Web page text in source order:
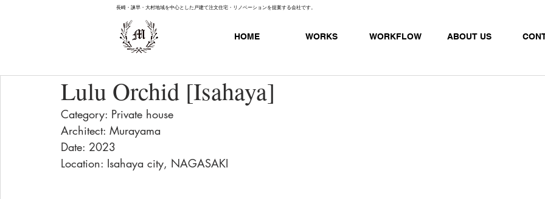
長崎・諫早・大村地域を中心とした戸建て注文住宅・リノベーションを提案する会社です。
HOME WORKS WORKFLOW ABOUT US
Lulu Orchid [Isahaya]
Category: Private house
Architect: Murayama
Date: 2023
Location: Isahaya city, NAGASAKI